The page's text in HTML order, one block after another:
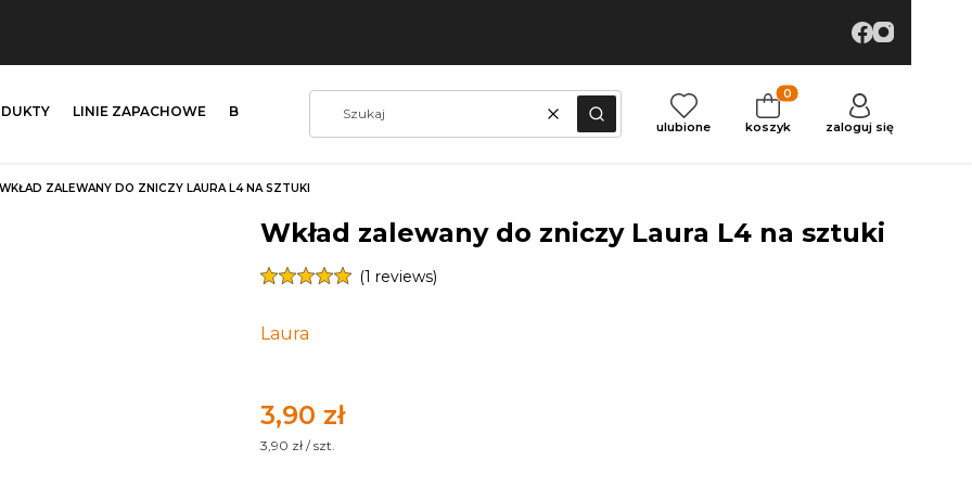
LINIE ZAPACHOWE BLOG KONTAKT
WyczyśćSzukaj ulubione
Produkty w koszyku: 0.
koszyk zaloguj się
WKŁAD ZALEWANY DO ZNICZY LAURA L4 NA SZTUKI
Wkład zalewany do zniczy Laura L4 na sztuki
(1 reviews)
Laura
Cena
3,90 zł
3,90 zł / szt.